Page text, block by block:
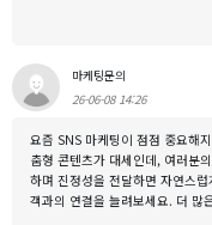
마케팅문의
26-06-08 14:26
요즘 SNS 마케팅이 점점 중요해
춤형 콘텐츠가 대세인데, 여러분
하며 진정성을 전달하면 자연스
객과의 연결을 늘려보세요. 더 많